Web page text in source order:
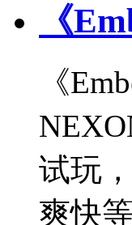
《
《
试玩
爽快